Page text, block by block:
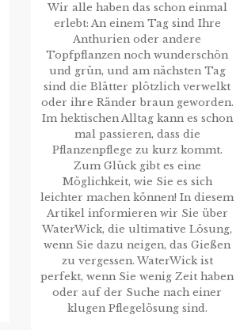
Wir alle haben das schon einmal
erlebt: An einem Tag sind Ihre
Anthurien oder andere
Topfpflanzen noch wunderschön
und grün, und am nächsten Tag
sind die Blätter plötzlich verwelkt
oder ihre Ränder braun geworden.
Im hektischen Alltag kann es schon
mal passieren, dass die
Pflanzenpflege zu kurz kommt.
Zum Glück gibt es eine
Möglichkeit, wie Sie es sich
leichter machen können! In diesem
Artikel informieren wir Sie über
WaterWick, die ultimative Lösung,
wenn Sie dazu neigen, das Gießen
zu vergessen. WaterWick ist
perfekt, wenn Sie wenig Zeit haben
oder auf der Suche nach einer
klugen Pflegelösung sind.